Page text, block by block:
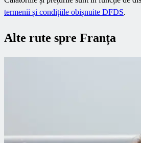
termenii și condițiile obișnuite DFDS.
Alte rute spre Franța